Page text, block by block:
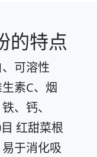
的特点
可溶性
素C、烟
、钙、
红甜菜根
于消化吸